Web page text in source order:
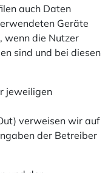
auch Daten
Geräte
wenn die Nutzer
sind und bei diesen
jeweiligen
verweisen wir auf
der Betreiber